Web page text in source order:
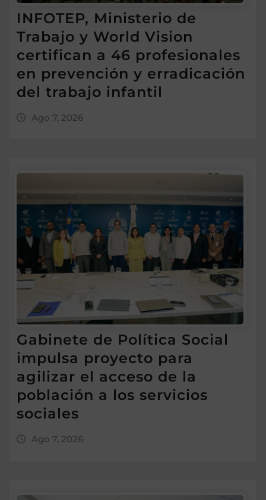
INFOTEP, Ministerio de
Trabajo y World Vision
certifican a 46 profesionales
en prevención y erradicación
del trabajo infantil
Ago 7, 2026
Gabinete de Política Social
impulsa proyecto para
agilizar el acceso de la
población a los servicios
sociales
Ago 7, 2026